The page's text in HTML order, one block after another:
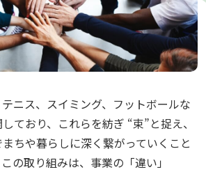
ニス、スイミング、フットボールな
ており、これらを紡ぎ “束”と捉え、
ちや暮らしに深く繋がっていくこと
の取り組みは、事業の「違い」